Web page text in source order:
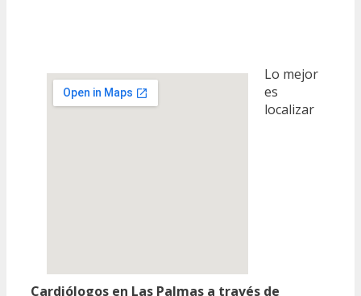
Lo mejor
es
localizar
Cardiólogos en Las Palmas a través de